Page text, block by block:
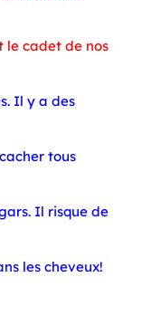
le cadet de nos
Il y a des
tous
Il risque de
les cheveux!